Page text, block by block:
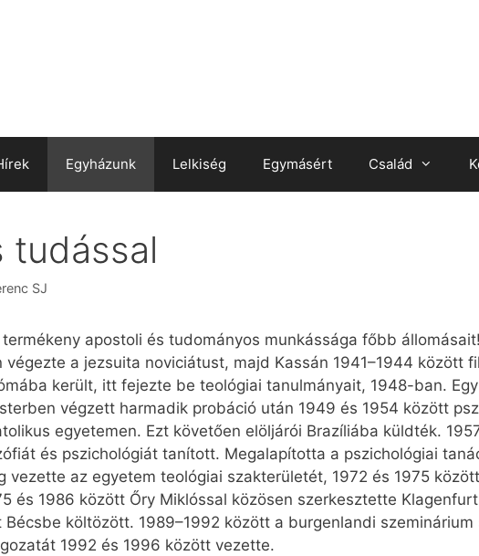
Egyházunk Lelkiség Egymásért Család
tudással
SJ
apostoli és tudományos munkássága főbb
a jezsuita noviciátust, majd Kassán 1941–1944 között
került, itt fejezte be teológiai tanulmányait, 1948-ban.
végzett harmadik probáció után 1949 és 1954 között
egyetemen. Ezt követően elöljárói Brazíliába küldték.
és pszichológiát tanított. Megalapította a pszichológiai
vezette az egyetem teológiai szakterületét, 1972 és 1975
és 1986 között Őry Miklóssal közösen szerkesztette
költözött. 1989–1992 között a burgenlandi
1992 és 1996 között vezette.